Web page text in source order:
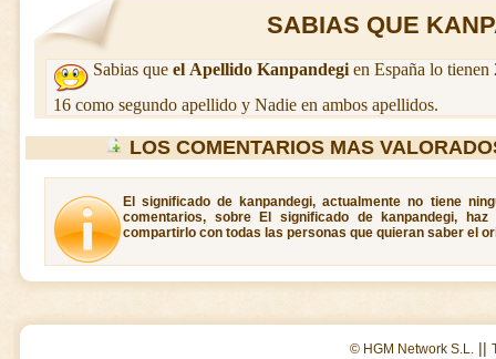
SABIAS QUE
Sabias queel Apellido Kanpandegien España lo tienen
16 como segundo apellido y Nadie en ambos apellidos.
LOS COMENTARIOS MAS
El significado de kanpandegi, actualmente no tiene
comentarios, sobre El significado de kanpandegi,
compartirlo con todas las personas que quieran saber el
© HGM Network S.L. ||